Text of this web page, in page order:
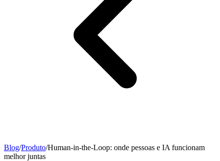
Blog/Produto/Human-in-the-Loop: onde pessoas e IA funcionam
melhor juntas